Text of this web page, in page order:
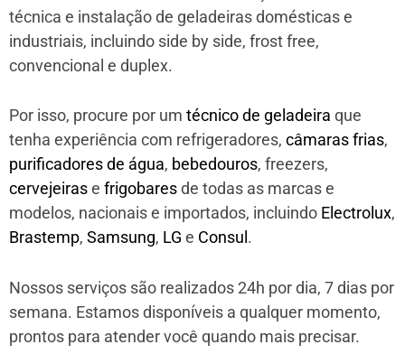
técnica e instalação de geladeiras domésticas e
industriais, incluindo side by side, frost free,
convencional e duplex.
Por isso, procure por um técnico de geladeira que
tenha experiência com refrigeradores, câmaras frias,
purificadores de água, bebedouros, freezers,
cervejeirase frigobaresde todas as marcas e
modelos, nacionais e importados, incluindo Electrolux,
Brastemp, Samsung, LG e Consul .
Nossos serviços são realizados 24h por dia, 7 dias por
semana. Estamos disponíveis a qualquer momento,
prontos para atender você quando mais precisar.